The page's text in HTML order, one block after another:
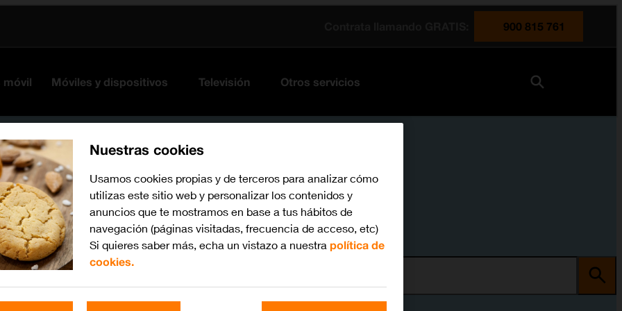
900 815 761
móvil Móviles y dispositivos Televisión Otros servicios
Nuestras cookies
Usamos cookies propias y de terceros para analizar cómo
utilizas este sitio web y personalizar los contenidos y
anuncios que te mostramos en base a tus hábitos de
navegación (páginas visitadas, frecuencia de acceso, etc)
Si quieres saber más, echa un vistazo a nuestra política de
cookies.